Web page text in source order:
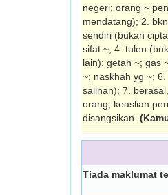
negeri; orang ~
mendatang); 2.
sendiri (bukan
sifat ~; 4. tulen
lain): getah ~; gas
~; naskhah yg ~;
salinan); 7.
orang; keaslian
disang­sikan.
Tiada maklumat